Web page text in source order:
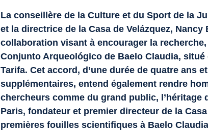
La conseillère de la Culture et du Sport de la
et la directrice de la Casa de Velázquez,
collaboration visant à encourager la
Conjunto Arqueológico de Baelo Claudia, situé
Tarifa. Cet accord, d’une durée de quatre ans
supplémentaires, entend également rendre
chercheurs comme du grand public, l’héritage
Paris, fondateur et premier directeur de la
premières fouilles scientifiques à Baelo